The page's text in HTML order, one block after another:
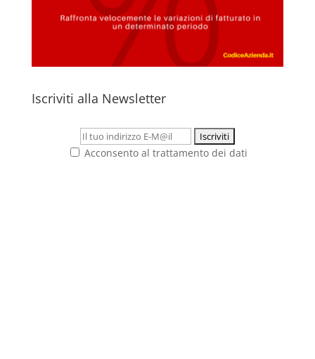
Iscriviti alla Newsletter
Acconsento al trattamento dei dati